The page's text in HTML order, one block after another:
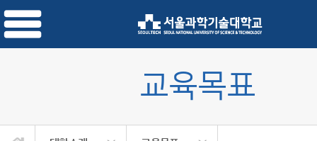
교육목표